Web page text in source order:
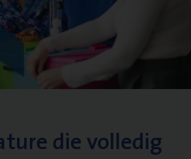
die volledig